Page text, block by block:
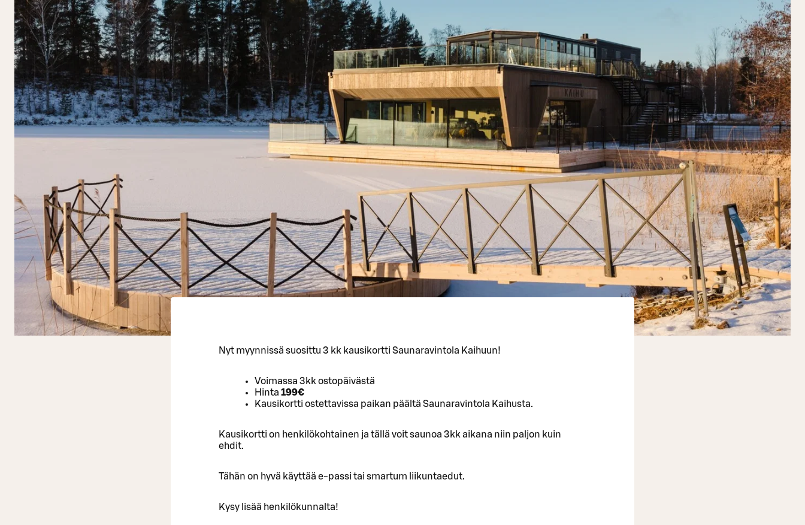
Nyt myynnissä suosittu 3 kk kausikortti Saunaravintola Kaihuun!
Voimassa 3kk ostopäivästä
Hinta 199€
Kausikortti ostettavissa paikan päältä Saunaravintola Kaihusta.
Kausikortti on henkilökohtainen ja tällä voit saunoa 3kk aikana niin paljon kuin
ehdit.
Tähän on hyvä käyttää e-passi tai smartum liikuntaedut.
Kysy lisää henkilökunnalta!